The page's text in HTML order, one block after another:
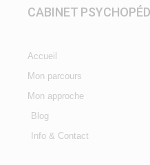
CABINET
Accueil
Mon parcours
Mon approche
Blog
Info & Contact